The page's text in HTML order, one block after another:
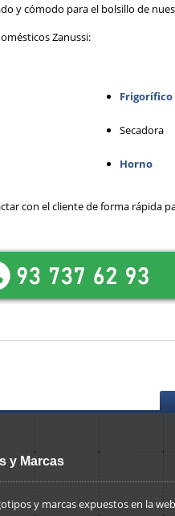
y cómodo para el bolsillo de
Zanussi:
Frigorífico
Secadora
Horno
con el cliente de forma
y Marcas
y marcas expuestos en la web